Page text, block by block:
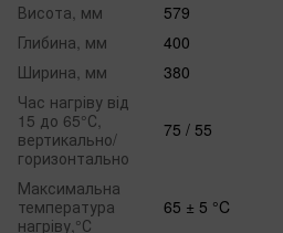
Висота, мм
579
Глибина, мм
400
Ширина, мм
380
Час нагріву від
15 до 65°С,
вертикально/
горизонтально
75 / 55
Максимальна
температура
нагріву,°С
65 ± 5 °C